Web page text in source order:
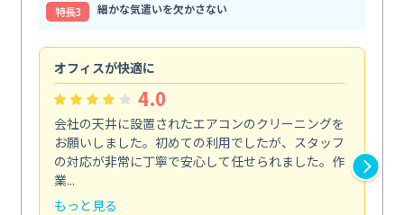
特⻑3
細かな気遣いを欠かさない
オフィスが快適に
4.0
会社の天井に設置されたエアコンのクリーニングを
お願いしました。初めての利用でしたが、スタッフ
の対応が非常に丁寧で安心して任せられました。作
業...
もっと見る